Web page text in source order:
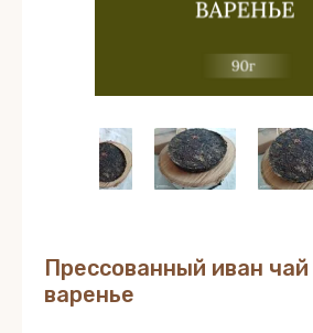
Прессованный иван
варенье